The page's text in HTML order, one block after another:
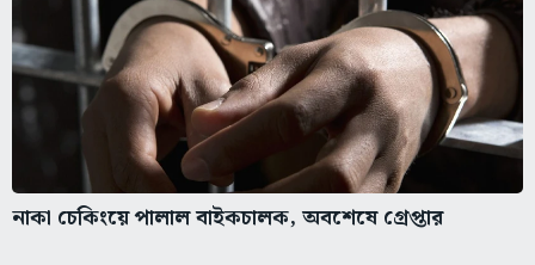
নাকা চেকিংয়ে পালাল বাইকচালক, অবশেষে গ্রেপ্তার